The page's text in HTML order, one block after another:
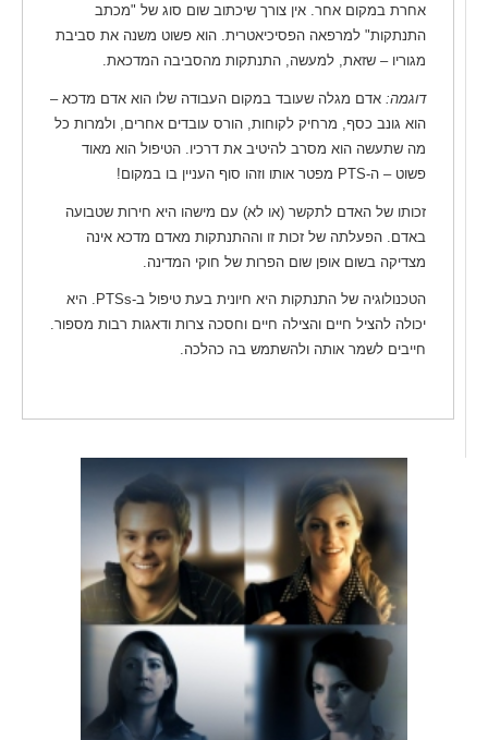
אחרת במקום אחר. אין צורך שיכתוב שום סוג של "מכתב
התנתקות" למרפאה הפסיכיאטרית. הוא פשוט משנה את סביבת
מגוריו – שזאת, למעשה, התנתקות מהסביבה המדכאת.
דוגמה: אדם מגלה שעובד במקום העבודה שלו הוא אדם מדכא –
הוא גונב כסף, מרחיק לקוחות, הורס עובדים אחרים, ולמרות כל
מה שתעשה הוא מסרב להיטיב את דרכיו. הטיפול הוא מאוד
פשוט – ה-PTS מפטר אותו וזהו סוף העניין בו במקום!
זכותו של האדם לתקשר (או לא) עם מישהו היא חירות שטבועה
באדם. הפעלתה של זכות זו וההתנתקות מאדם מדכא אינה
מצדיקה בשום אופן שום הפרות של חוקי המדינה.
הטכנולוגיה של התנתקות היא חיונית בעת טיפול ב-PTSs. היא
יכולה להציל חיים והצילה חיים וחסכה צרות ודאגות רבות מספור.
חייבים לשמר אותה ולהשתמש בה כהלכה.